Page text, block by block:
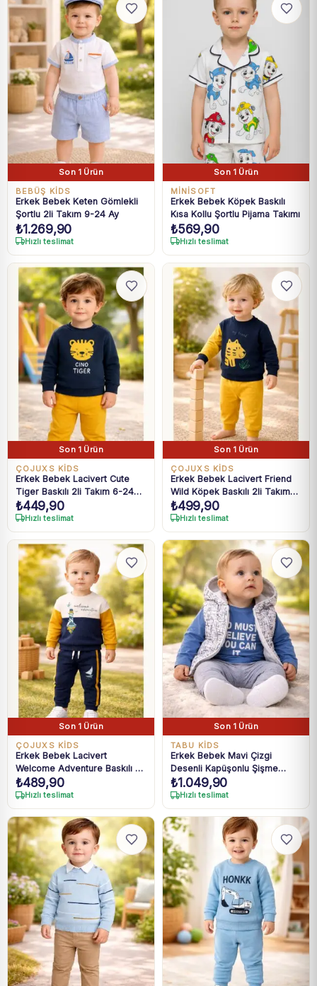
Son 1 Ürün
BEBÜŞ KIDS
Erkek Bebek Keten Gömlekli
Şortlu 2li Takım 9-24 Ay
₺1.269,90
Hızlı teslimat
Son 1 Ürün
MINISOFT
Erkek Bebek Köpek Baskılı
Kısa Kollu Şortlu Pijama Takımı
₺569,90
Hızlı teslimat
Son 1 Ürün
ÇOJUXS KİDS
Erkek Bebek Lacivert Cute
Tiger Baskılı 2li Takım 6-24
Ay
₺449,90
Hızlı teslimat
Son 1 Ürün
ÇOJUXS KİDS
Erkek Bebek Lacivert Friend
Wild Köpek Baskılı 2li Takım
6-24 Ay
₺499,90
Hızlı teslimat
Son 1 Ürün
ÇOJUXS KİDS
Erkek Bebek Lacivert
Welcome Adventure Baskılı 2li
Takım 6-24 Ay
₺489,90
Hızlı teslimat
Son 1 Ürün
TABU KİDS
Erkek Bebek Mavi Çizgi
Desenli Kapüşonlu Şişme
Yelekli Takım 6-18 Ay
₺1.049,90
Hızlı teslimat